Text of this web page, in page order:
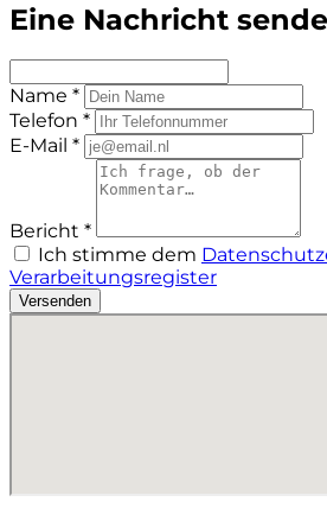
Eine Nachricht
Name *
Telefon *
E-Mail *
Bericht *
Ich stimme dem
Verarbeitungsregister
Versenden